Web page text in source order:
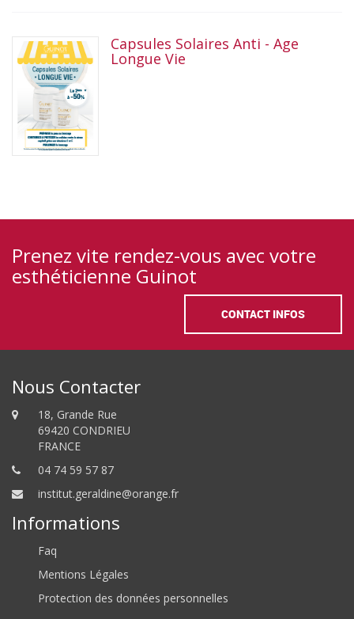
Capsules Solaires Anti - Age
Longue Vie
Prenez vite rendez-vous avec votre
esthéticienne Guinot
CONTACT INFOS
Nous Contacter
18, Grande Rue
69420 CONDRIEU
FRANCE
04 74 59 57 87
institut.geraldine@orange.fr
Informations
Faq
Mentions Légales
Protection des données personnelles